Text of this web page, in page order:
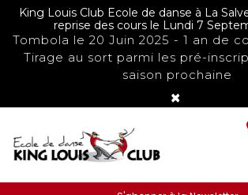
King Louis Club Ecole de danse à La
reprise des cours le Lundi 7
Tombola le 20 Juin 2025 - 1 an de
Tirage au sort parmi les pré-
saison prochaine
×
Panneau de gestion des cookies